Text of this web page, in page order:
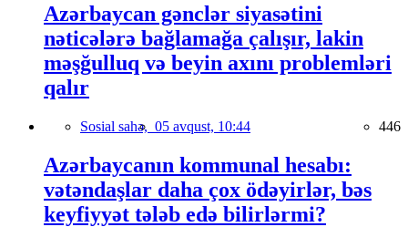
Azərbaycan gənclər siyasətini
nəticələrə bağlamağa çalışır, lakin
məşğulluq və beyin axını problemləri
qalır
Sosial sahə, 05 avqust, 10:44 446
Azərbaycanın kommunal hesabı:
vətəndaşlar daha çox ödəyirlər, bəs
keyfiyyət tələb edə bilirlərmi?